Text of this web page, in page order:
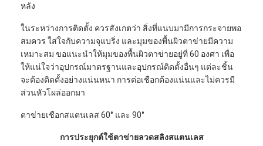
หลัง
ในระหว่างการติดตั้ง ควรสังเกตว่า สิ่งที่แนบมามีการกระจายพอ
สมควร ใส่ใจกับความจุแบริ่ง และมุมของพื้นผิวตาข่ายมีความ
เหมาะสม ขอแนะนำให้มุมของพื้นผิวตาข่ายอยู่ที่ 60 องศา เพื่อ
ให้แน่ใจว่าอุปกรณ์มาตรฐานและอุปกรณ์ติดตั้งอื่นๆ แต่ละชิ้น
จะต้องติดตั้งอย่างแน่นหนา การต่อเชือกต้องแน่นและไม่ควรมี
ส่วนหัวโผล่ออกมา
ตาข่ายเชือกสแตนเลส 60° และ 90°
การประยุกต์ใช้ตาข่ายลวดสลิงสแตนเลส